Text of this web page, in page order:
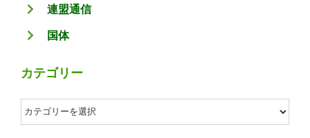
連盟通信
国体
カテゴリー
カ
テ